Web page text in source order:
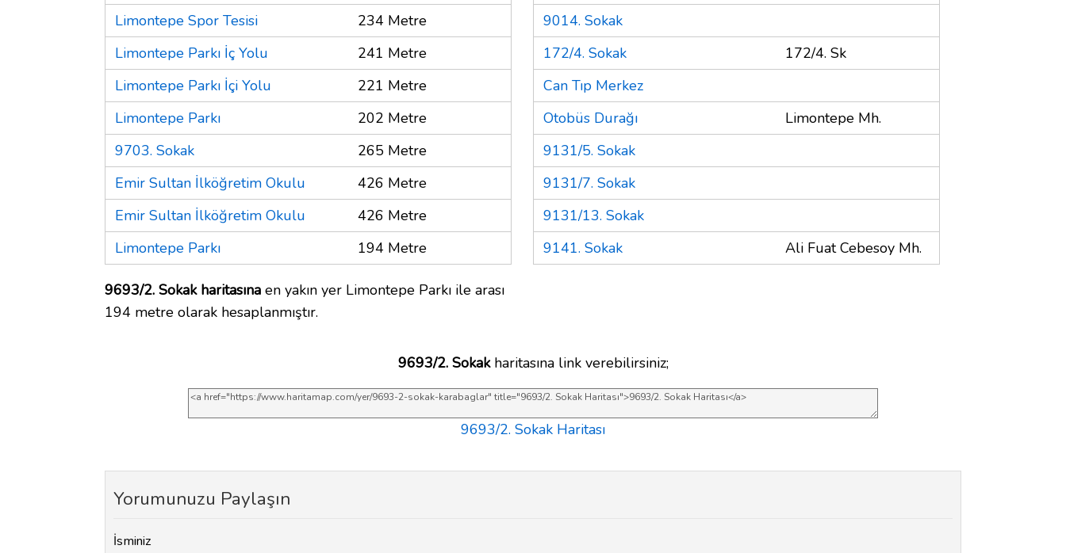
Limontepe Spor Tesisi
234 Metre
Limontepe Parkı İç Yolu
241 Metre
Limontepe Parkı İçi Yolu
221 Metre
Limontepe Parkı
202 Metre
9703. Sokak
265 Metre
Emir Sultan İlköğretim Okulu
426 Metre
Emir Sultan İlköğretim Okulu
426 Metre
Limontepe Parkı
194 Metre
9693/2. Sokak haritasına en yakın yer Limontepe Parkı ile arası
194 metre olarak hesaplanmıştır.
9014. Sokak
172/4. Sokak
172/4. Sk
Can Tıp Merkez
Otobüs Durağı
Limontepe Mh.
9131/5. Sokak
9131/7. Sokak
9131/13. Sokak
9141. Sokak
Ali Fuat Cebesoy Mh.
9693/2. Sokakharitasına link verebilirsiniz;
9693/2. Sokak Haritası
Yorumunuzu Paylaşın
İsminiz